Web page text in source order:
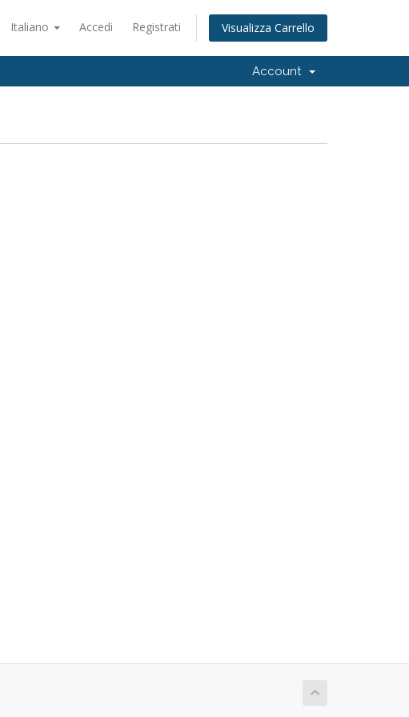
Italiano Accedi Registrati Visualizza Carrello
Account